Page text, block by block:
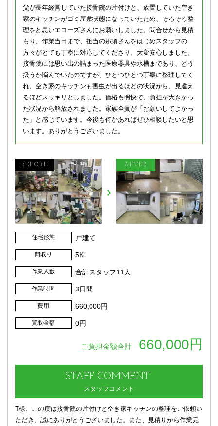
父が長年経営していた接骨院の片付けと、放置していた空き
家のキッチンがゴミ屋敷状態になっていたため、そろそろ整
理をと思いエコーズさんにお願いしました。問合せから見積
もり、作業当日まで、担当の那須さんをはじめスタッフの
方々がとても丁寧に対応してくださり、大変安心しました。
接骨院には思い出の詰まった医療器具や水槽まであり、どう
扱うか悩んでいたのですが、ひとつひとつ丁寧に整理してく
れ、空き家のキッチンも害虫が出るほどの状況から、見違え
るほどスッキリとしました。価格も明快で、負担が大きかっ
た状況から解放されました。家族全員が「お願いしてよかっ
た」と感じています。今後も何かあればぜひ相談したいと思
います。ありがとうございました。
住宅形態 戸建て
間取り 5K
作業人数 合計スタッフ11人
作業時間 3日間
費用 660,000円
買取金額 0円
ご負担金額合計 660,000円
STAFF COMMENT
スタッフコメント
T様、この度は接骨院の片付けと空き家キッチンの整理をご依頼い
ただき、誠にありがとうございました。また、見積りから作業完